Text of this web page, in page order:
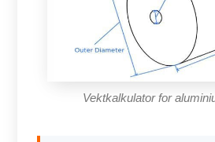
Vektkalkulator for